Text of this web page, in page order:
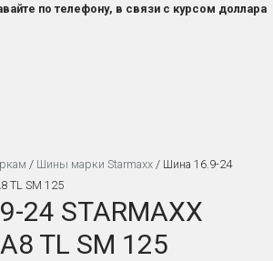
по телефону, в связи с курсом доллара
/ Шины марки Starmaxx / Шина 16.9-24
TL SM 125
24 STARMAXX
TL SM 125